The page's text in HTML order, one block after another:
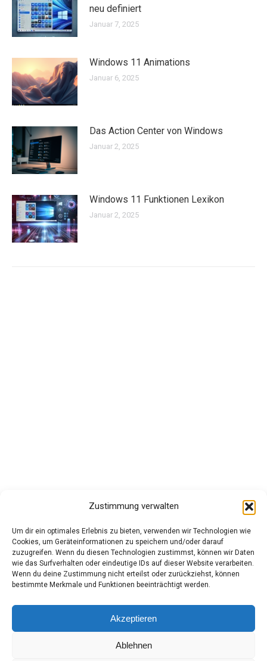
Zustimmung verwalten
Um dir ein optimales Erlebnis zu bieten, verwenden wir Technologien wie
Cookies, um Geräteinformationen zu speichern und/oder darauf
zuzugreifen. Wenn du diesen Technologien zustimmst, können wir Daten
wie das Surfverhalten oder eindeutige IDs auf dieser Website verarbeiten.
Wenn du deine Zustimmung nicht erteilst oder zurückziehst, können
bestimmte Merkmale und Funktionen beeinträchtigt werden.
Akzeptieren
Ablehnen
neu definiert
Januar 7, 2025
Windows 11 Animations
Januar 6, 2025
Das Action Center von Windows
Januar 2, 2025
Windows 11 Funktionen Lexikon
Januar 2, 2025
MacOS
Microsoft
Netzwerk
Windows11